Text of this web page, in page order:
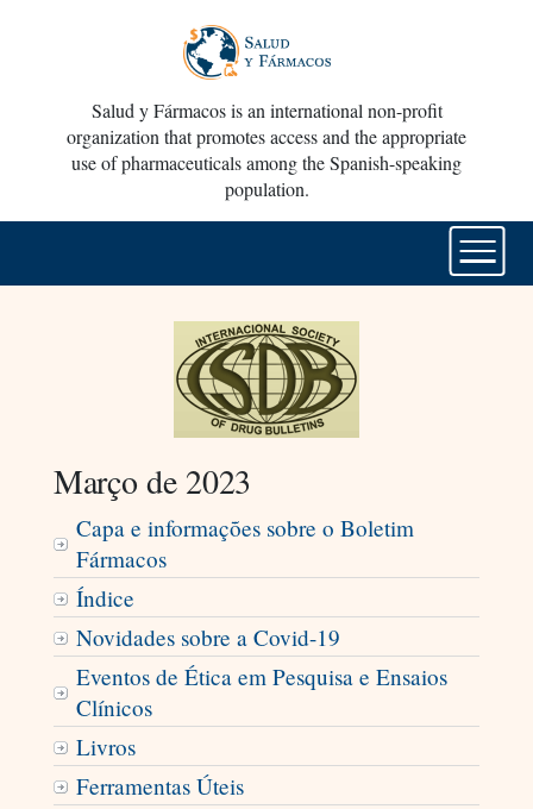
Salud y Fármacos is an international non-profit
organization that promotes access and the appropriate
use of pharmaceuticals among the Spanish-speaking
population.
Março de 2023
Capa e informações sobre o Boletim
Fármacos
Índice
Novidades sobre a Covid-19
Eventos de Ética em Pesquisa e Ensaios
Clínicos
Livros
Ferramentas Úteis